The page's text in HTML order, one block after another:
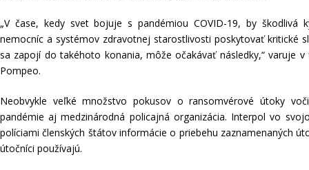
„V čase, kedy svet bojuje s pandémiou COVID-19, by škodlivá
nemocníc a systémov zdravotnej starostlivosti poskytovať kritické
sa zapojí do takéhoto konania, môže očakávať následky,“ varuje v
Pompeo.
Neobvykle veľké množstvo pokusov o ransomvérové útoky
pandémie aj medzinárodná policajná organizácia. Interpol vo
políciami členských štátov informácie o priebehu zaznamenaných
útočníci používajú.